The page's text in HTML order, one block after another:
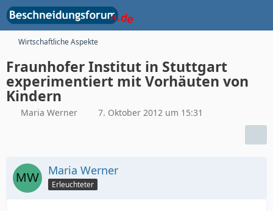
Wirtschaftliche Aspekte
Fraunhofer Institut in Stuttgart
experimentiert mit Vorhäuten von
Kindern
Maria Werner 7. Oktober 2012 um 15:31
Maria Werner
Erleuchteter